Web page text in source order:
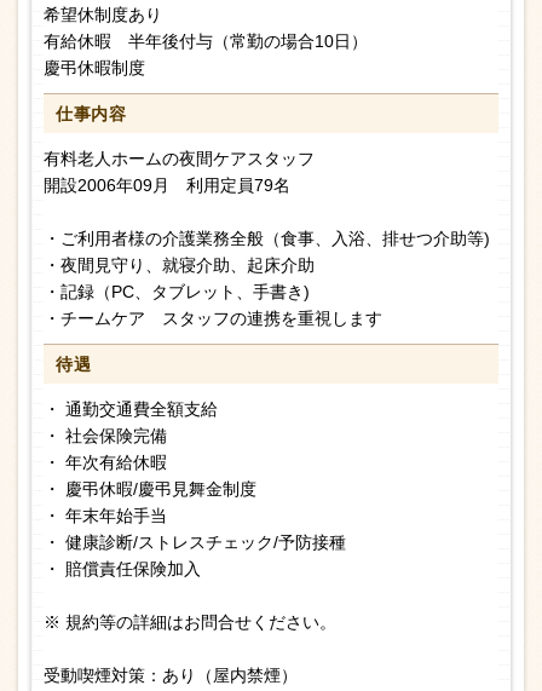
希望休制度あり
有給休暇 半年後付与（常勤の場合10日）
慶弔休暇制度
仕事内容
有料老人ホームの夜間ケアスタッフ
開設2006年09月 利用定員79名
・ご利用者様の介護業務全般（食事、入浴、排せつ介助等)
・夜間見守り、就寝介助、起床介助
・記録（PC、タブレット、手書き)
・チームケア スタッフの連携を重視します
待遇
・ 通勤交通費全額支給
・ 社会保険完備
・ 年次有給休暇
・ 慶弔休暇/慶弔見舞金制度
・ 年末年始手当
・ 健康診断/ストレスチェック/予防接種
・ 賠償責任保険加入
※ 規約等の詳細はお問合せください。
受動喫煙対策：あり（屋内禁煙）